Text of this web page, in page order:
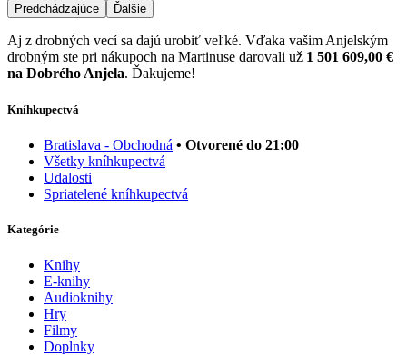
Predchádzajúce Ďalšie
Aj z drobných vecí sa dajú urobiť veľké. Vďaka vašim Anjelským
drobným ste pri nákupoch na Martinuse darovali už 1 501 609,00 €
na Dobrého Anjela. Ďakujeme!
Kníhkupectvá
Bratislava - Obchodná • Otvorené do 21:00
Všetky kníhkupectvá
Udalosti
Spriatelené kníhkupectvá
Kategórie
Knihy
E-knihy
Audioknihy
Hry
Filmy
Doplnky